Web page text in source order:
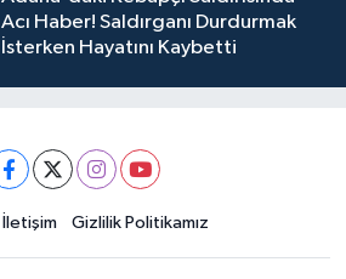
Acı Haber! Saldırganı Durdurmak
İsterken Hayatını Kaybetti
İletişim Gizlilik Politikamız